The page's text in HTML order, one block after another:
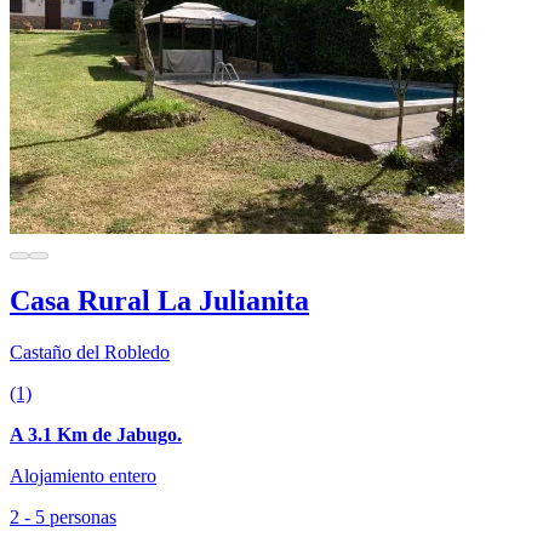
Casa Rural La Julianita
Castaño del Robledo
(1)
A 3.1 Km de Jabugo.
Alojamiento entero
2 - 5 personas